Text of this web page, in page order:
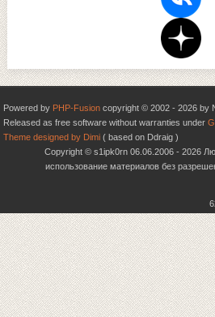
Powered by PHP-Fusion copyright © 2002 - 2026 by
Released as free software without warranties under
Theme designed by Dimi ( based on Ddraig )
Copyright © s1ipk0rn 06.06.2006 - 2026
использование материалов без